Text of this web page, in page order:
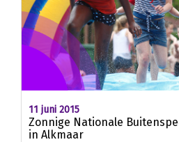
11 juni 2015
Zonnige Nationale
in Alkmaar